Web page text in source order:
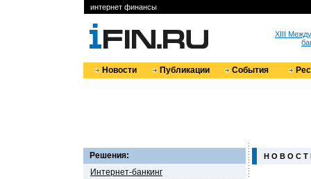
интернет финансы
XIII
Новости Публикации События
Решения:
Интернет-банкинг
Н О В О С Т